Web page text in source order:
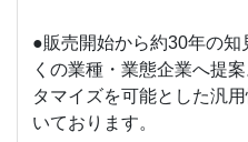
●販売開始から約30年の
くの業種・業態企業へ提
タマイズを可能とした汎
いております。